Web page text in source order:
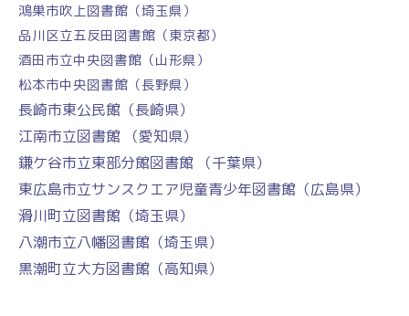
鴻巣市吹上図書館（埼玉県）
品川区立五反田図書館（東京都）
酒田市立中央図書館（山形県）
松本市中央図書館（長野県）
長崎市東公民館（長崎県）
江南市立図書館 （愛知県）
鎌ケ谷市立東部分館図書館 （千葉県）
東広島市立サンスクエア児童青少年図書館（広島県）
滑川町立図書館（埼玉県）
八潮市立八幡図書館（埼玉県）
黒潮町立大方図書館（高知県）